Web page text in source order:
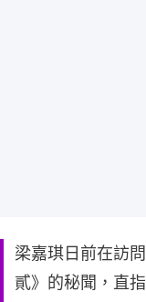
梁嘉琪日前在訪
貳》的秘聞，直